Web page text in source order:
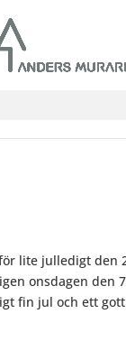
lite julledigt den
onsdagen den
fin jul och ett